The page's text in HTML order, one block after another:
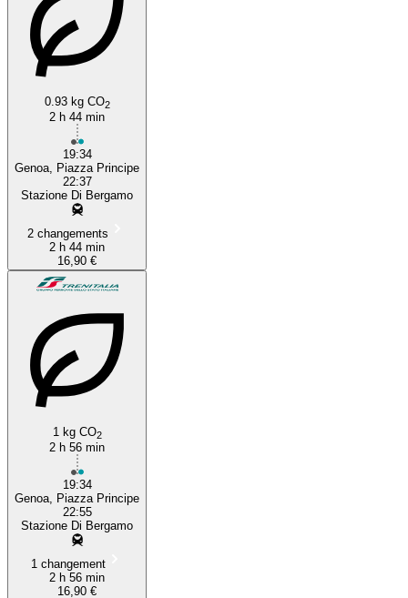
0.93 kg CO2
2 h 44 min
19:34
Genoa, Piazza Principe
22:37
Stazione Di Bergamo
2 changements
2 h 44 min
16,90 €
1 kg CO2
2 h 56 min
19:34
Genoa, Piazza Principe
22:55
Stazione Di Bergamo
1 changement
2 h 56 min
16,90 €